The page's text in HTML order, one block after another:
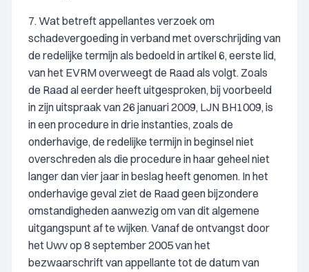
7. Wat betreft appellantes verzoek om
schadevergoeding in verband met overschrijding van
de redelijke termijn als bedoeld in artikel 6, eerste lid,
van het EVRM overweegt de Raad als volgt. Zoals
de Raad al eerder heeft uitgesproken, bij voorbeeld
in zijn uitspraak van 26 januari 2009, LJN BH1009, is
in een procedure in drie instanties, zoals de
onderhavige, de redelijke termijn in beginsel niet
overschreden als die procedure in haar geheel niet
langer dan vier jaar in beslag heeft genomen. In het
onderhavige geval ziet de Raad geen bijzondere
omstandigheden aanwezig om van dit algemene
uitgangspunt af te wijken. Vanaf de ontvangst door
het Uwv op 8 september 2005 van het
bezwaarschrift van appellante tot de datum van